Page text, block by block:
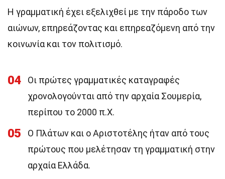
Η γραμματική έχει εξελιχθεί με την πάροδο των
αιώνων, επηρεάζοντας και επηρεαζόμενη από την
κοινωνία και τον πολιτισμό.
04
Οι πρώτες γραμματικές καταγραφές
χρονολογούνται από την αρχαία Σουμερία,
περίπου το 2000 π.Χ.
05
Ο Πλάτων και ο Αριστοτέλης ήταν από τους
πρώτους που μελέτησαν τη γραμματική στην
αρχαία Ελλάδα.